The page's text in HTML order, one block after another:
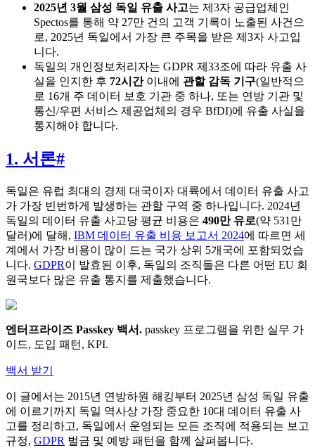
2025년 3월 삼성 독일 유출 사고는 제3자 공급업체인
Spectos를 통해 약 27만 건의 고객 기록이 노출된 사건으
로, 2025년 독일에서 가장 큰 주목을 받은 제3자 사고입
니다.
독일의 개인정보처리자는 GDPR 제33조에 따라 유출 사
실을 인지한 후 72시간이내에 관할 감독 기구(일반적으
로 16개 주 데이터 보호 기관 중 하나, 또는 연방 기관 및
통신/우편 서비스 제공업체의 경우 BfDI)에 유출 사실을
통지해야 합니다.
1. 서론#
독일은 유럽 최대의 경제 대국이자 대륙에서 데이터 유출 사고
가 가장 빈번하게 발생하는 관할 구역 중 하나입니다. 2024년
독일의 데이터 유출 사고당 평균 비용은 490만 유로(약 531만
달러)에 달해, IBM 데이터 유출 비용 보고서 2024에 따르면 세
계에서 가장 비용이 많이 드는 국가 상위 5개국에 포함되었습
니다. GDPR이 발효된 이후, 독일의 조직들은 다른 어떤 EU 회
원국보다 많은 유출 통지를 제출했습니다.
엔터프라이즈 Passkey 백서. passkey 프로그램을 위한 실무 가
이드, 도입 패턴, KPI.
백서 받기
이 글에서는 2015년 연방하원 해킹부터 2025년 삼성 독일 유출
에 이르기까지 독일 역사상 가장 중요한 10대 데이터 유출 사
고를 정리하고, 독일에서 운영되는 모든 조직에 적용되는 보고
규정, GDPR 벌금 및 예방 패턴을 함께 살펴봅니다.